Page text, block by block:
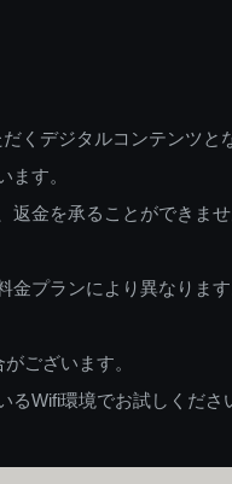
くデジタルコンテンツと
ます。
金を承ることができませ
プランにより異なりま
ございます。
Wifi環境でお試しくださ